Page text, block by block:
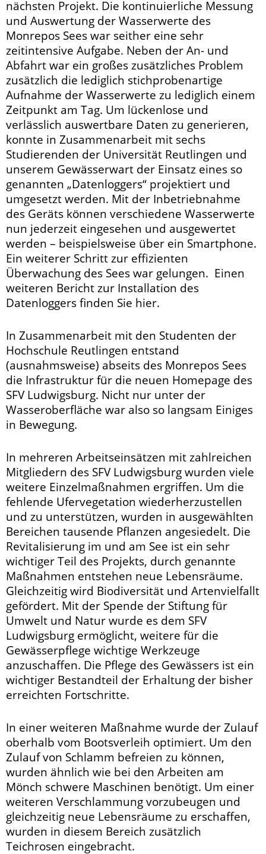
nächsten Projekt. Die kontinuierliche Messung
und Auswertung der Wasserwerte des
Monrepos Sees war seither eine sehr
zeitintensive Aufgabe. Neben der An- und
Abfahrt war ein großes zusätzliches Problem
zusätzlich die lediglich stichprobenartige
Aufnahme der Wasserwerte zu lediglich einem
Zeitpunkt am Tag. Um lückenlose und
verlässlich auswertbare Daten zu generieren,
konnte in Zusammenarbeit mit sechs
Studierenden der Universität Reutlingen und
unserem Gewässerwart der Einsatz eines so
genannten „Datenloggers“ projektiert und
umgesetzt werden. Mit der Inbetriebnahme
des Geräts können verschiedene Wasserwerte
nun jederzeit eingesehen und ausgewertet
werden – beispielsweise über ein Smartphone.
Ein weiterer Schritt zur effizienten
Überwachung des Sees war gelungen. Einen
weiteren Bericht zur Installation des
Datenloggers finden Sie hier.
In Zusammenarbeit mit den Studenten der
Hochschule Reutlingen entstand
(ausnahmsweise) abseits des Monrepos Sees
die Infrastruktur für die neuen Homepage des
SFV Ludwigsburg. Nicht nur unter der
Wasseroberfläche war also so langsam Einiges
in Bewegung.
In mehreren Arbeitseinsätzen mit zahlreichen
Mitgliedern des SFV Ludwigsburg wurden viele
weitere Einzelmaßnahmen ergriffen. Um die
fehlende Ufervegetation wiederherzustellen
und zu unterstützen, wurden in ausgewählten
Bereichen tausende Pflanzen angesiedelt. Die
Revitalisierung im und am See ist ein sehr
wichtiger Teil des Projekts, durch genannte
Maßnahmen entstehen neue Lebensräume.
Gleichzeitig wird Biodiversität und Artenvielfallt
gefördert. Mit der Spende der Stiftung für
Umwelt und Natur wurde es dem SFV
Ludwigsburg ermöglicht, weitere für die
Gewässerpflege wichtige Werkzeuge
anzuschaffen. Die Pflege des Gewässers ist ein
wichtiger Bestandteil der Erhaltung der bisher
erreichten Fortschritte.
In einer weiteren Maßnahme wurde der Zulauf
oberhalb vom Bootsverleih optimiert. Um den
Zulauf von Schlamm befreien zu können,
wurden ähnlich wie bei den Arbeiten am
Mönch schwere Maschinen benötigt. Um einer
weiteren Verschlammung vorzubeugen und
gleichzeitig neue Lebensräume zu erschaffen,
wurden in diesem Bereich zusätzlich
Teichrosen eingebracht.